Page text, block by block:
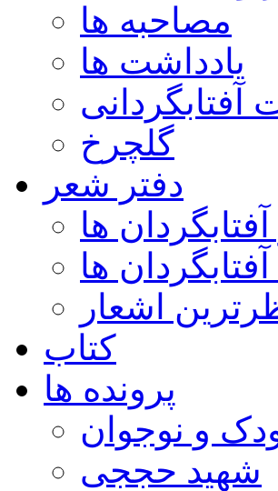
مصاحبه ها
یادداشت ها
آفتابگردانی
گلچرخ
دفتر شعر
ها
ها
اشعار
کتاب
پرونده ها
و نوجوان
شهید حججی